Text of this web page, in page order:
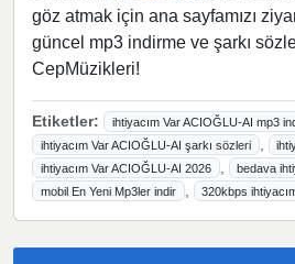
göz atmak için ana sayfamızı
güncel mp3 indirme ve şarkı
CepMüzikleri!
Etiketler: ihtiyacım Var ACIOĞLU-AI mp3
ihtiyacım Var ACIOĞLU-AI şarkı sözleri ,
ihtiyacım Var ACIOĞLU-AI 2026 , bedava
mobil En Yeni Mp3ler indir , 320kbps